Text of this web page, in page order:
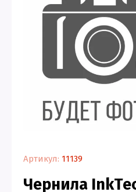
Артикул: 11139
Чернила